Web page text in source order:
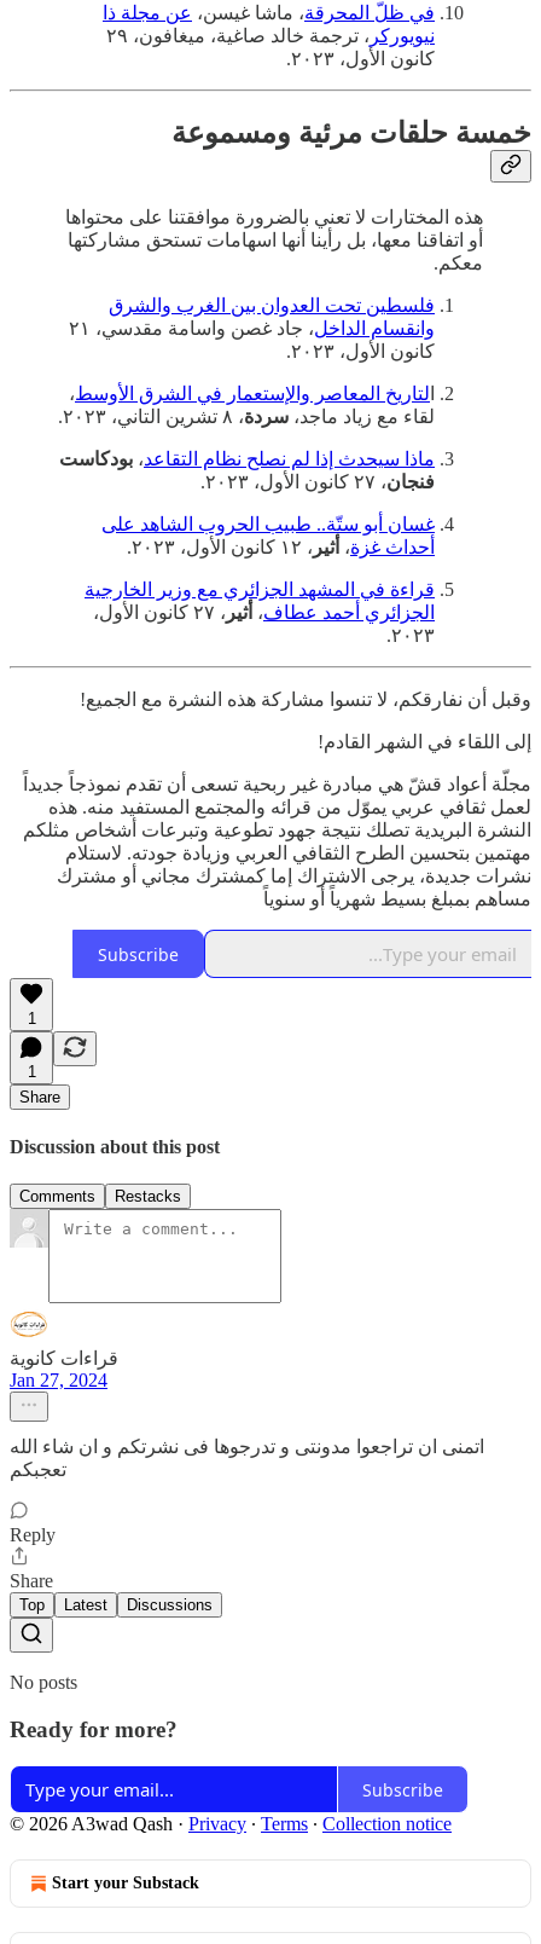
في ظلّ المحرقة، ماشا غيسن، عن مجلة ذا
نيويوركر
، ترجمة خالد صاغية، ميغافون، ٢٩
كانون الأول، ٢٠٢٣.
خمسة حلقات مرئية ومسموعة
هذه المختارات لا تعني بالضرورة موافقتنا على محتواها
أو اتفاقنا معها، بل رأينا أنها اسهامات تستحق مشاركتها
معكم.
فلسطين تحت العدوان بين الغرب والشرق
وانقسام الداخل
، جاد غصن واسامة مقدسي، ٢١
كانون الأول، ٢٠٢٣.
لتاريخ المعاصر والإستعمار في الشرق الأوسط،
لقاء مع زياد ماجد، سردة، ٨ تشرين التاني، ٢٠٢٣.
ماذا سيحدث إذا لم نصلح نظام التقاعد، بودكاست
فنجان، ٢٧ كانون الأول، ٢٠٢٣.
غسان أبو ستّة.. طبيب الحروب الشاهد على
أحداث غزة، أثير ، ١٢ كانون الأول، ٢٠٢٣.
قراءة في المشهد الجزائري مع وزير الخارجية
الجزائري أحمد عطاف، أثير
، ٢٧ كانون الأول،
٢٠٢٣.
وقبل أن نفارقكم، لا تنسوا مشاركة هذه النشرة مع الجميع!
إلى اللقاء في الشهر القادم!
مجلّة أعواد قشّ هي مبادرة غير ربحية تسعى أن تقدم نموذجاً جديداً
لعمل ثقافي عربي يموّل من قرائه والمجتمع المستفيد منه. هذه
النشرة البريدية تصلك نتيجة جهود تطوعية وتبرعات أشخاص مثلكم
مهتمين بتحسين الطرح الثقافي العربي وزيادة جودته. لاستلام
نشرات جديدة، يرجى الاشتراك إما كمشترك مجاني أو مشترك
مساهم بمبلغ بسيط شهرياً أو سنوياً
Subscribe
1
1
Share
Discussion about this post
Comments Restacks
قراءات كانوية
Jan 27, 2024
اتمنى ان تراجعوا مدونتى و تدرجوها فى نشرتكم و ان شاء الله
تعجبكم
Reply
Share
Top Latest Discussions
No posts
Ready for more?
Subscribe
© 2026 A3wad Qash · Privacy ∙ Terms ∙ Collection notice
Start your Substack